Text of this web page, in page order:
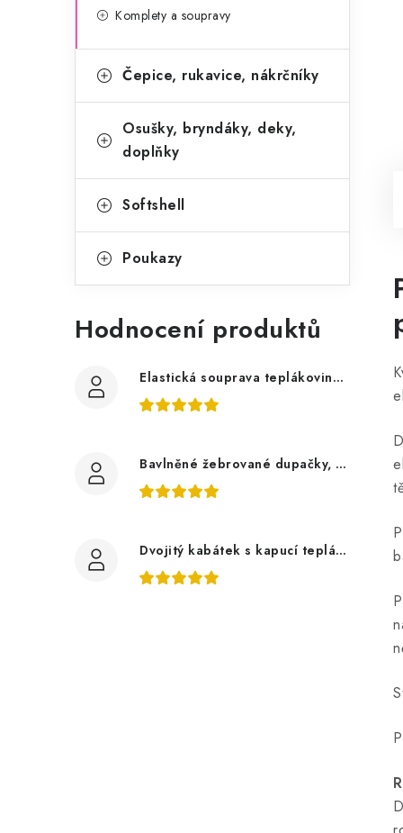
Komplety a soupravy
Čepice, rukavice, nákrčníky
Osušky, bryndáky, deky,
doplňky
Softshell
Poukazy
Hodnocení produktů
Elastická souprava teplákovina tmavě šedá, bagry
Bavlněné žebrované dupačky, zelené mojito
Dvojitý kabátek s kapucí teplákovina, auta